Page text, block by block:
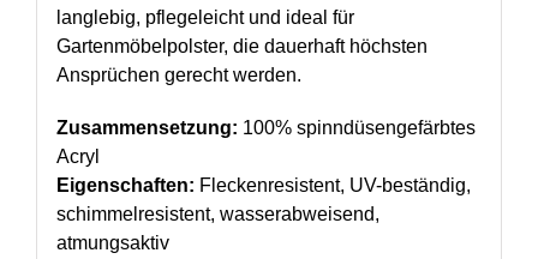
langlebig, pflegeleicht und ideal für
Gartenmöbelpolster, die dauerhaft höchsten
Ansprüchen gerecht werden.
Zusammensetzung: 100% spinndüsengefärbtes
Acryl
Eigenschaften: Fleckenresistent, UV-beständig,
schimmelresistent, wasserabweisend,
atmungsaktiv